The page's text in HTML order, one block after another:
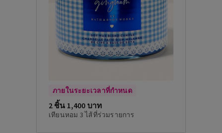
ภายในระยะเวลาที่กำหนด
2 ชิ้น 1,400 บาท
เทียนหอม 3 ไส้ที่ร่วมรายการ